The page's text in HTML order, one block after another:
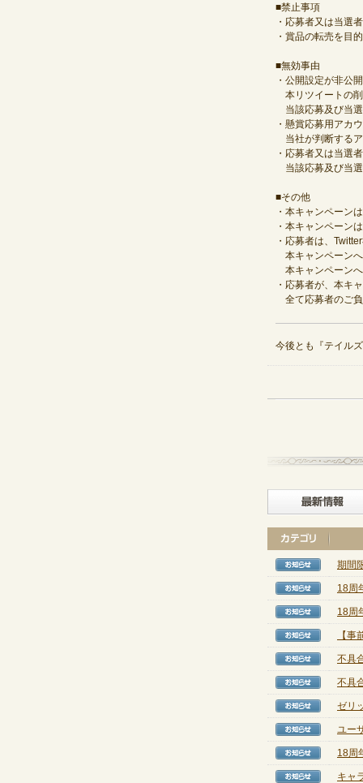
■禁止事項
・応募者又は当選
・賞品の転売を目
■無効事由
・公開設定が非公
本リツイートの削
当該応募及び当
・懸賞応募用アカ
当社が判断する
・応募者又は当選
当該応募及び当
■その他
・本キャンペーン
・本キャンペーン
・応募者は、
本キャンペーン
本キャンペーンへ
・応募者が、本キ
全て応募者のご
今後とも『テイル
【お
期間
【お
18周
【お
18周
【お
【
【お
不具
【お
不具
【お
ゼリ
【お
ユー
【お
18周
【お
キャ